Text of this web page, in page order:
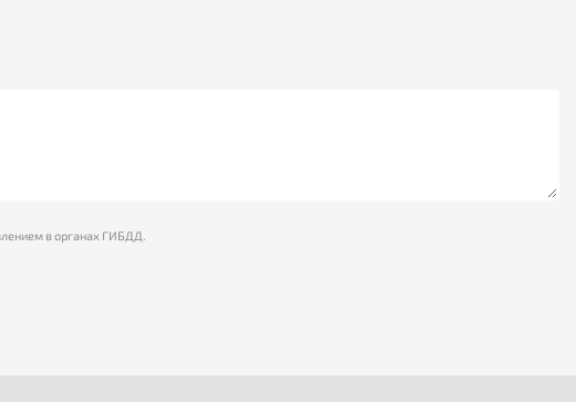
в органах ГИБДД.